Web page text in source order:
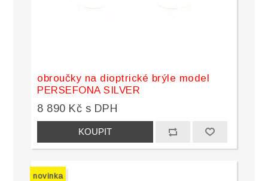
obroučky na dioptrické brýle model
PERSEFONA SILVER
8 890 Kč s DPH
novinka